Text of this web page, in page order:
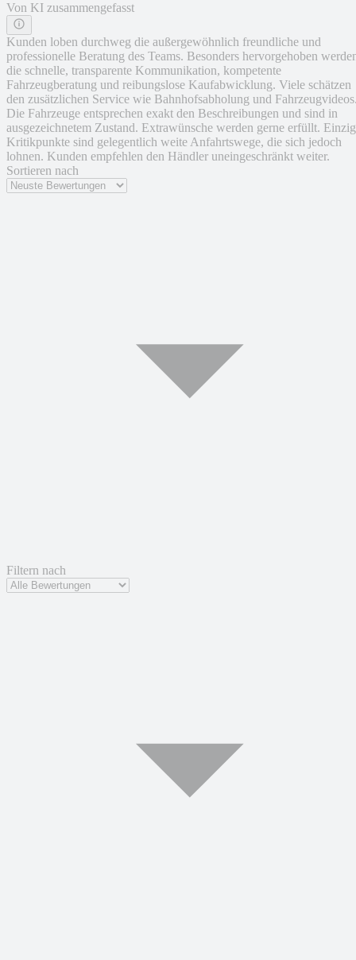
Von KI zusammengefasst
Kunden loben durchweg die außergewöhnlich freundliche und
professionelle Beratung des Teams. Besonders hervorgehoben
die schnelle, transparente Kommunikation, kompetente
Fahrzeugberatung und reibungslose Kaufabwicklung. Viele schätzen
den zusätzlichen Service wie Bahnhofsabholung und
Die Fahrzeuge entsprechen exakt den Beschreibungen und sind in
ausgezeichnetem Zustand. Extrawünsche werden gerne erfüllt.
Kritikpunkte sind gelegentlich weite Anfahrtswege, die sich jedoch
lohnen. Kunden empfehlen den Händler uneingeschränkt weiter.
Sortieren nach
Filtern nach